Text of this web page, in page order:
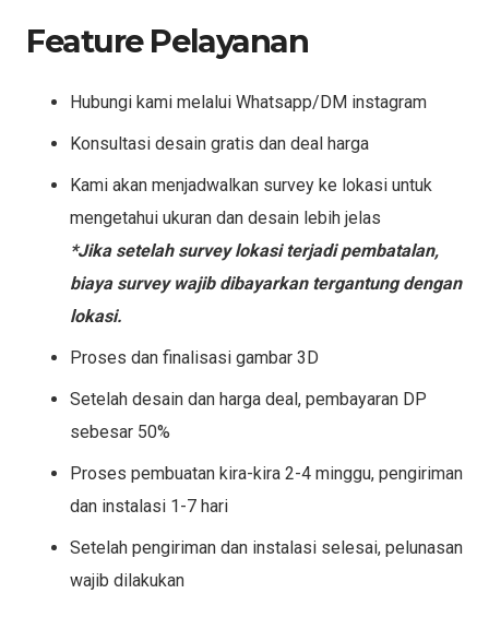
Feature Pelayanan
Hubungi kami melalui Whatsapp/DM instagram
Konsultasi desain gratis dan deal harga
Kami akan menjadwalkan survey ke lokasi untuk
mengetahui ukuran dan desain lebih jelas
*Jika setelah survey lokasi terjadi pembatalan,
biaya survey wajib dibayarkan tergantung dengan
lokasi.
Proses dan finalisasi gambar 3D
Setelah desain dan harga deal, pembayaran DP
sebesar 50%
Proses pembuatan kira-kira 2-4 minggu, pengiriman
dan instalasi 1-7 hari
Setelah pengiriman dan instalasi selesai, pelunasan
wajib dilakukan